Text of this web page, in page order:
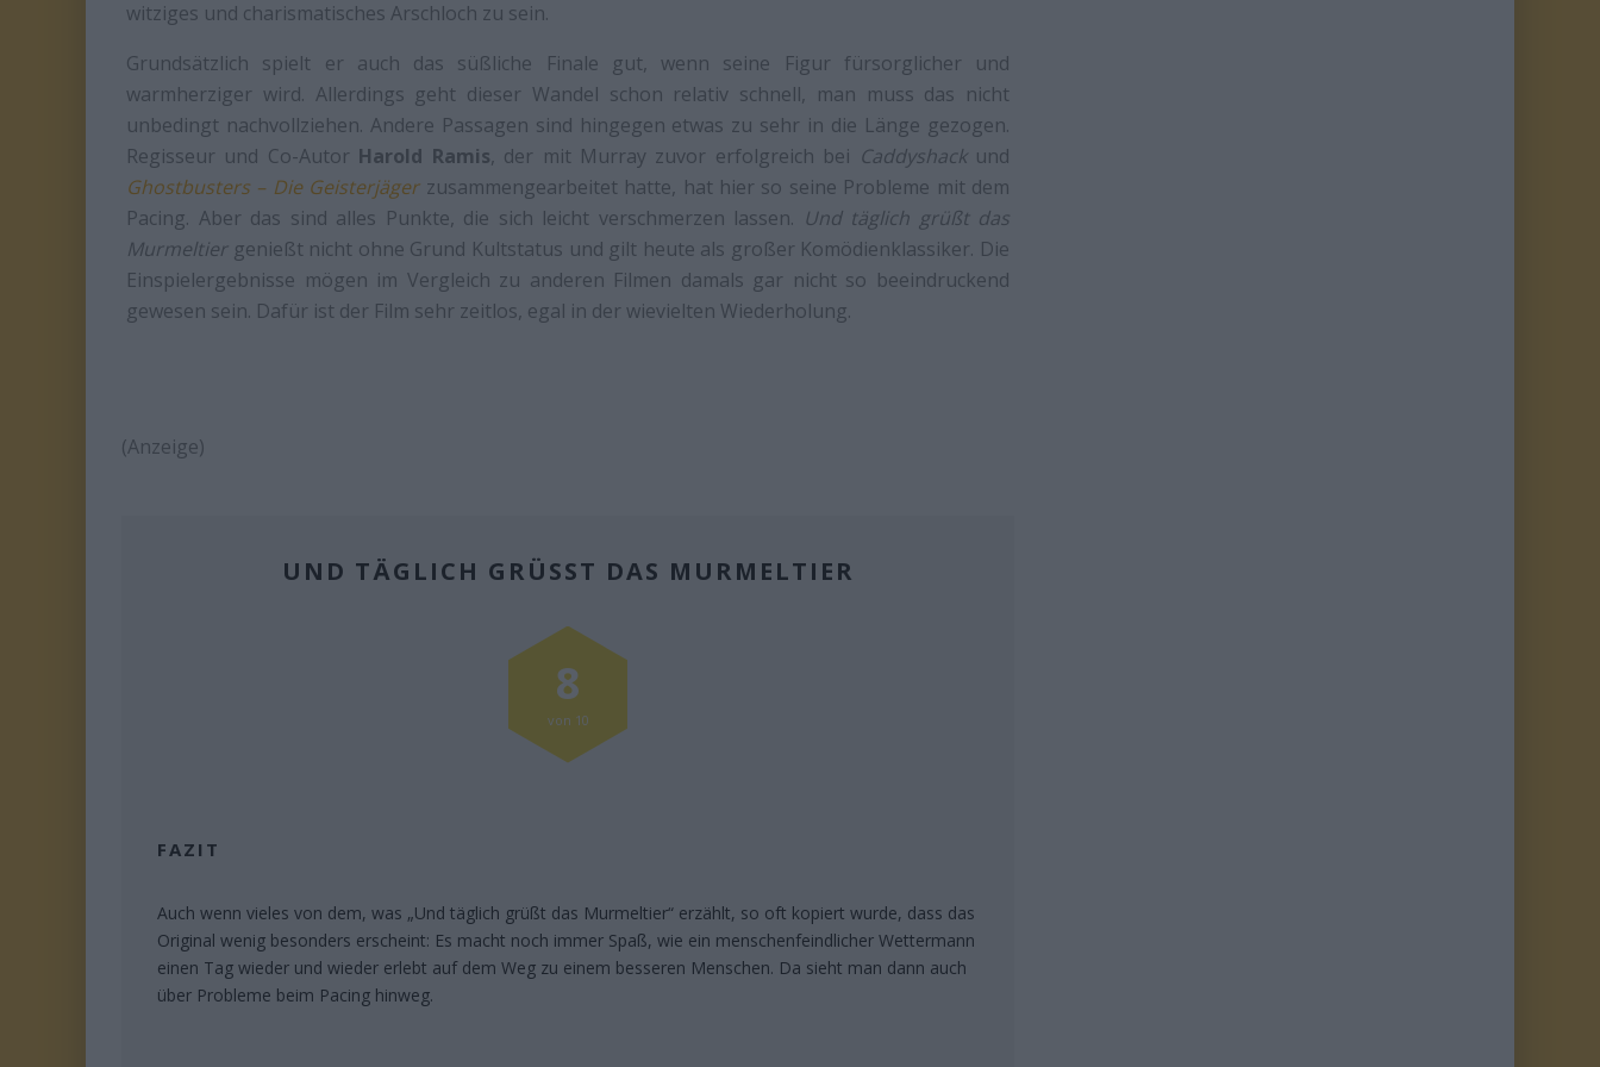
witziges und charismatisches Arschloch zu sein.
Grundsätzlich spielt er auch das süßliche Finale gut, wenn seine Figur fürsorglicher und
warmherziger wird. Allerdings geht dieser Wandel schon relativ schnell, man muss das nicht
unbedingt nachvollziehen. Andere Passagen sind hingegen etwas zu sehr in die Länge gezogen.
Regisseur und Co-Autor Harold Ramis, der mit Murray zuvor erfolgreich bei Caddyshackund
Ghostbusters – Die Geisterjägerzusammengearbeitet hatte, hat hier so seine Probleme mit dem
Pacing. Aber das sind alles Punkte, die sich leicht verschmerzen lassen. Und täglich grüßt das
Murmeltier genießt nicht ohne Grund Kultstatus und gilt heute als großer Komödienklassiker. Die
Einspielergebnisse mögen im Vergleich zu anderen Filmen damals gar nicht so beeindruckend
gewesen sein. Dafür ist der Film sehr zeitlos, egal in der wievielten Wiederholung.
(Anzeige)
UND TÄGLICH GRÜSST DAS MURMELTIER
FAZIT
Auch wenn vieles von dem, was „Und täglich grüßt das Murmeltier“ erzählt, so oft kopiert wurde, dass das
Original wenig besonders erscheint: Es macht noch immer Spaß, wie ein menschenfeindlicher Wettermann
einen Tag wieder und wieder erlebt auf dem Weg zu einem besseren Menschen. Da sieht man dann auch
über Probleme beim Pacing hinweg.
8
von 10